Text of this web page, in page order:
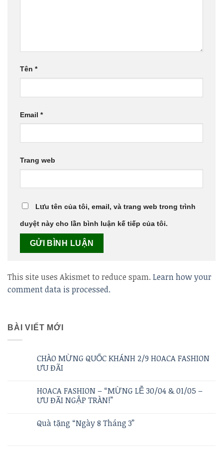
Tên *
Email *
Trang web
Lưu tên của tôi, email, và trang web trong trình
duyệt này cho lần bình luận kế tiếp của tôi.
This site uses Akismet to reduce spam. Learn how your
comment data is processed.
BÀI VIẾT MỚI
CHÀO MỪNG QUỐC KHÁNH 2/9 HOACA FASHION
ƯU ĐÃI
HOACA FASHION – “MỪNG LỄ 30/04 & 01/05 –
ƯU ĐÃI NGẬP TRÀN!”
Quà tặng “Ngày 8 Tháng 3”